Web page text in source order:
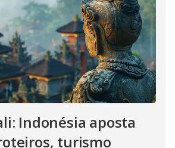
Indonésia aposta
turismo